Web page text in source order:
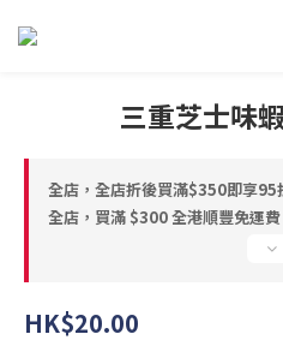
三重芝士味
全店，全店折後買滿$350即享95
全店，買滿 $300 全港順豐免運費
HK$20.00